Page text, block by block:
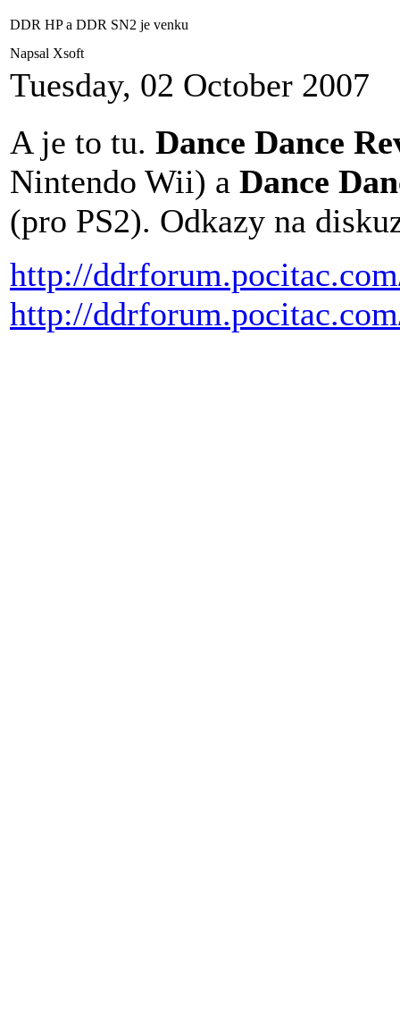
DDR HP a DDR SN2 je venku
Napsal Xsoft
Tuesday, 02 October 2007
A je to tu. Dance Dance
Nintendo Wii) a Dance
(pro PS2). Odkazy na
http://
http://